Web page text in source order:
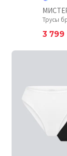
Трусы
3 799